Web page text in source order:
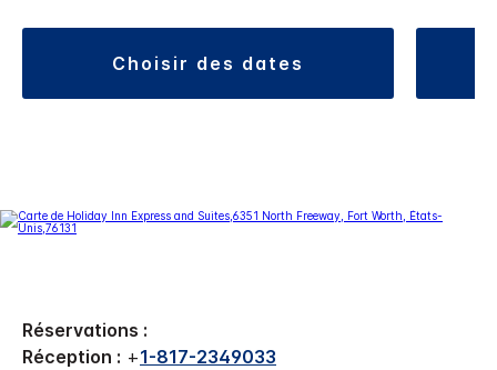
choisir des dates
Réservations :
Réception : +1-817-2349033